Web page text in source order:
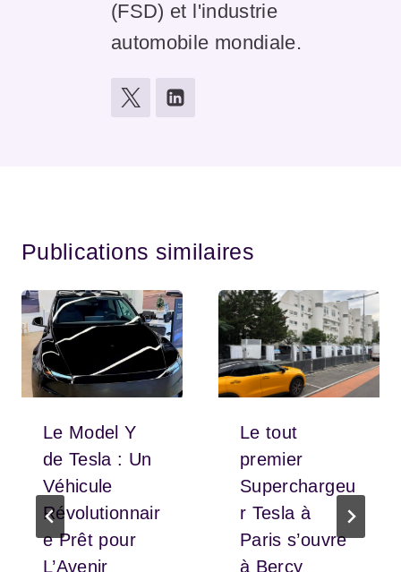
(FSD) et l'industrie
automobile mondiale.
Publications similaires
Le Model Y
de Tesla : Un
Véhicule
Révolutionnair
e Prêt pour
L’Avenir
Le tout
premier
Superchargeu
r Tesla à
Paris s’ouvre
à Bercy